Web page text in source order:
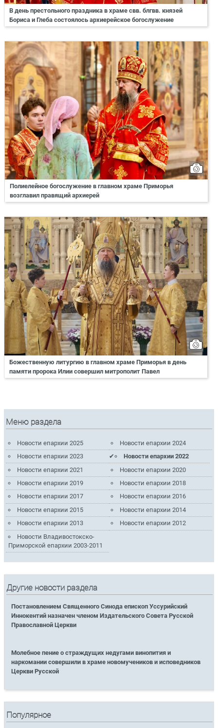
В день престольного праздника в храме свв. блгвв. князей
Бориса и Глеба состоялось архиерейское богослужение
Полиелейное богослужение в главном храме Приморья
возглавил правящий архиерей
Божественную литургию в главном храме Приморья в день
памяти пророка Илии совершил митрополит Павел
Меню раздела
Новости епархии 2025
Новости епархии 2024
Новости епархии 2023
Новости епархии 2022
Новости епархии 2021
Новости епархии 2020
Новости епархии 2019
Новости епархии 2018
Новости епархии 2017
Новости епархии 2016
Новости епархии 2015
Новости епархии 2014
Новости епархии 2013
Новости епархии 2012
Новости Владивостокско-
Приморской епархии 2003-2011
Другие новости раздела
Постановлением Священного Синода епископ Уссурийский
Иннокентий назначен членом Издательского Совета Русской
Православной Церкви
Молебное пение о страждущих недугами винопития и
наркомании совершили в храме новомучеников и исповедников
Церкви Русской
Популярное